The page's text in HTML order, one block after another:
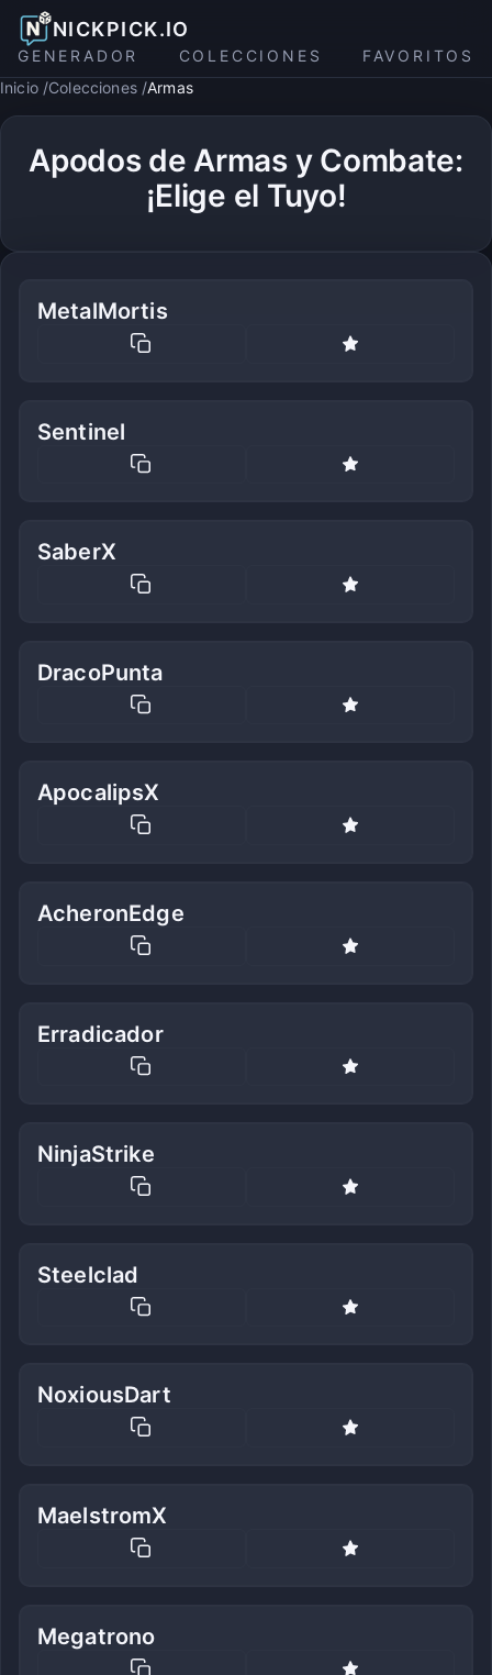
NICKPICK.IO
GENERADOR COLECCIONES
FAVORITOS
Inicio Colecciones Armas
Apodos de Armas y Combate:
¡Elige el Tuyo!
MetalMortis
Sentinel
SaberX
DracoPunta
ApocalipsX
AcheronEdge
Erradicador
NinjaStrike
Steelclad
NoxiousDart
MaelstromX
Megatrono